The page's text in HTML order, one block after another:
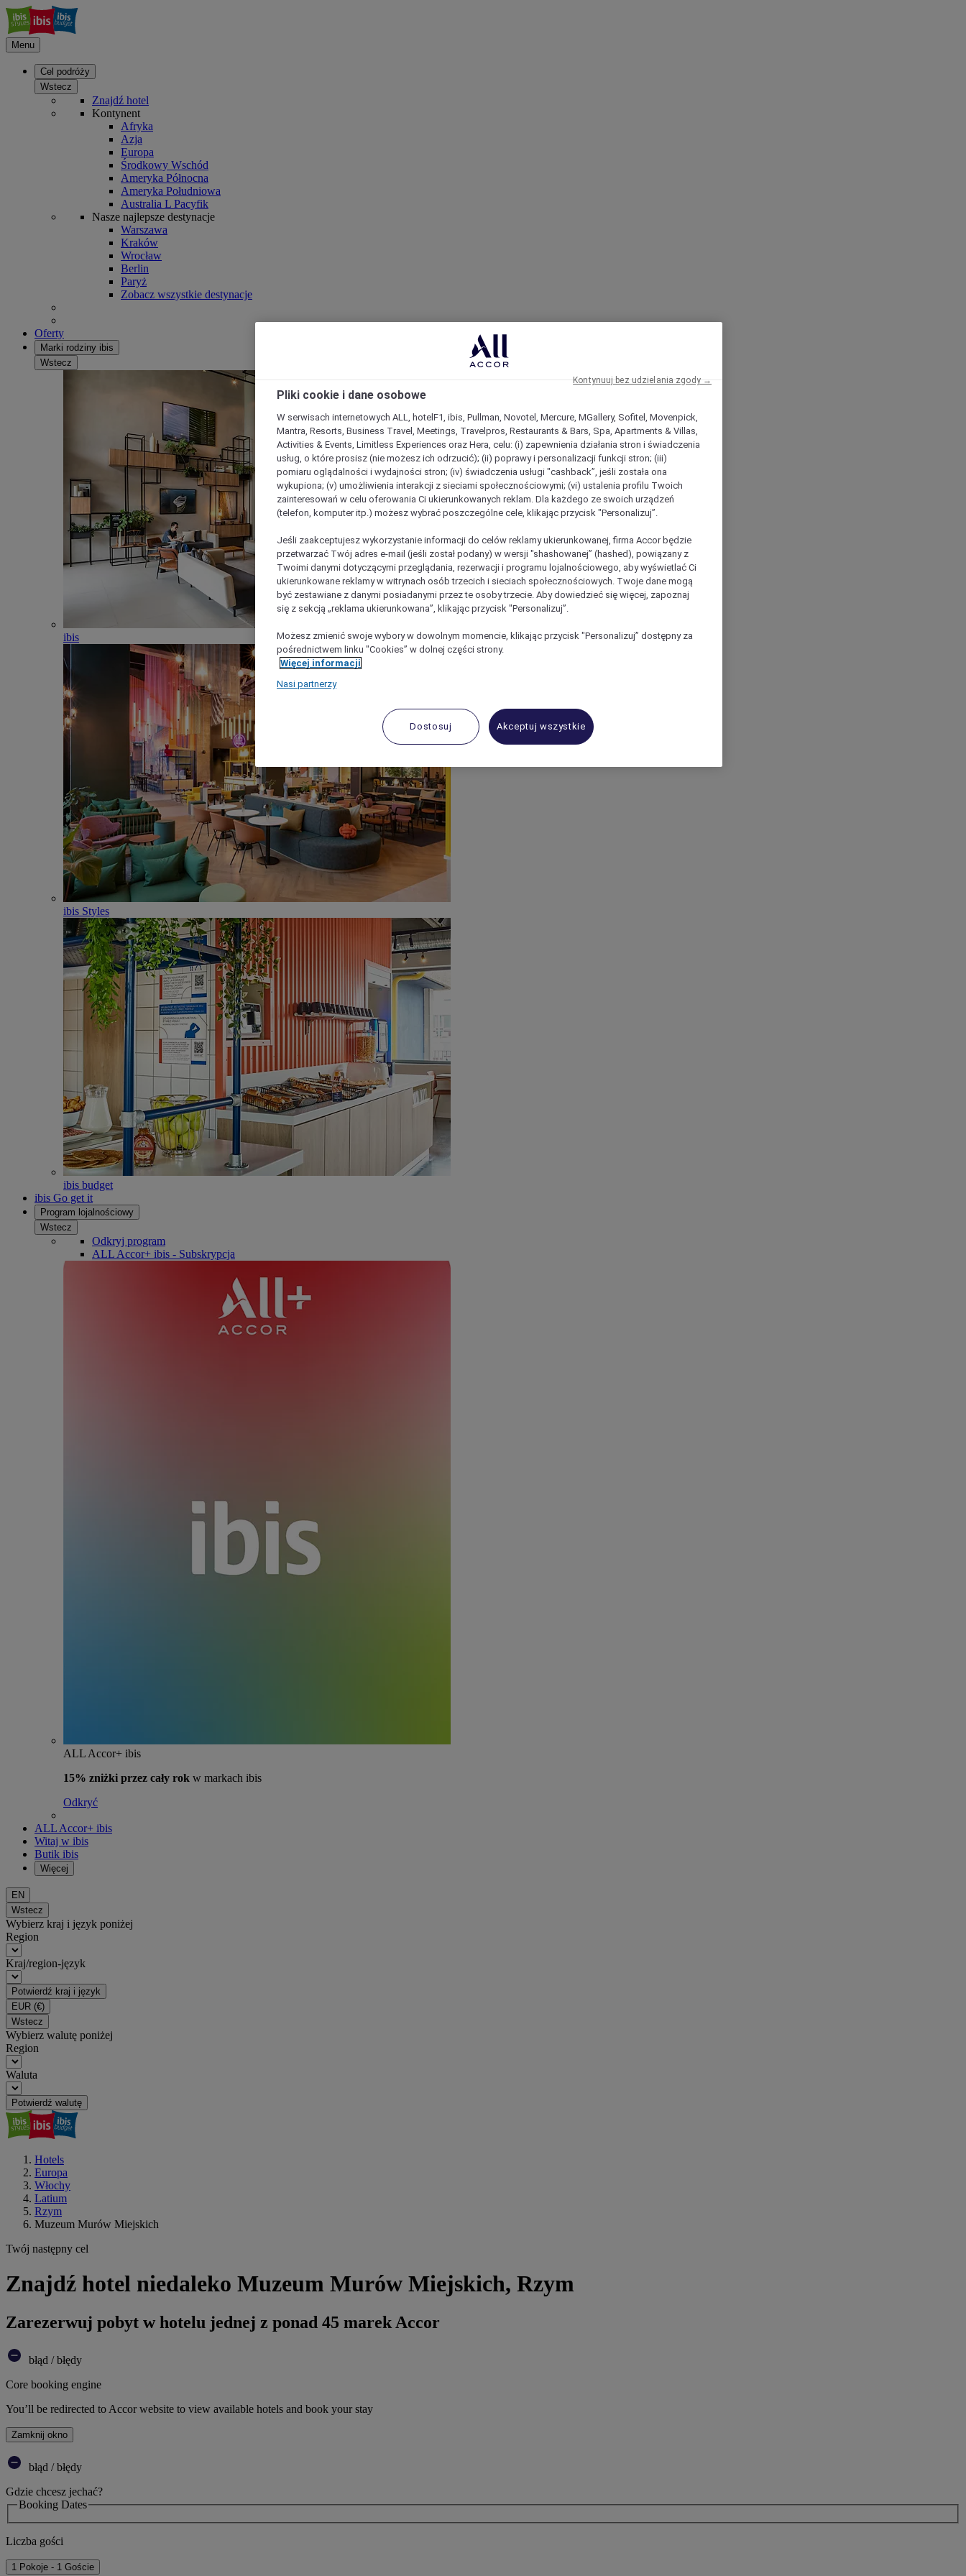
Menu
Cel podróży
Wstecz
Znajdź hotel
Kontynent
Afryka
Azja
Europa
Środkowy Wschód
Ameryka Północna
Ameryka Południowa
Australia L Pacyfik
Nasze najlepsze destynacje
Warszawa
Kraków
Wrocław
Berlin
Paryż
Zobacz wszystkie destynacje
Oferty
Marki rodziny ibis
Wstecz
ibis
ibis Styles
ibis budget
ibis Go get it
Program lojalnościowy
Wstecz
Odkryj program
ALL Accor+ ibis - Subskrypcja
ALL Accor+ ibis
15% zniżki przez cały rok w markach ibis
Odkryć
ALL Accor+ ibis
Witaj w ibis
Butik ibis
Więcej
EN
Wstecz
Wybierz kraj i język poniżej
Region
Kraj/region-język
Potwierdź kraj i język
EUR (€)
Wstecz
Wybierz walutę poniżej
Region
Waluta
Potwierdź walutę
Hotels
Europa
Włochy
Latium
Rzym
Muzeum Murów Miejskich
Twój następny cel
Znajdź hotel niedaleko Muzeum Murów Miejskich, Rzym
Zarezerwuj pobyt w hotelu jednej z ponad 45 marek Accor
błąd / błędy
Core booking engine
You’ll be redirected to Accor website to view available hotels and book your stay
Zamknij okno
błąd / błędy
Gdzie chcesz jechać?
Booking Dates
Liczba gości
1 Pokoje - 1 Goście
Pliki cookie i dane osobowe
W serwisach internetowych ALL, hotelF1, ibis, Pullman, Novotel, Mercure, MGallery, Sofitel, Movenpick,
Mantra, Resorts, Business Travel, Meetings, Travelpros, Restaurants & Bars, Spa, Apartments & Villas,
Activities & Events, Limitless Experiences oraz Hera, celu: (i) zapewnienia działania stron i świadczenia
usług, o które prosisz (nie możesz ich odrzucić); (ii) poprawy i personalizacji funkcji stron; (iii)
pomiaru oglądalności i wydajności stron; (iv) świadczenia usługi "cashback”, jeśli została ona
wykupiona; (v) umożliwienia interakcji z sieciami społecznościowymi; (vi) ustalenia profilu Twoich
zainteresowań w celu oferowania Ci ukierunkowanych reklam. Dla każdego ze swoich urządzeń
(telefon, komputer itp.) możesz wybrać poszczególne cele, klikając przycisk "Personalizuj”.
Jeśli zaakceptujesz wykorzystanie informacji do celów reklamy ukierunkowanej, firma Accor będzie
przetwarzać Twój adres e-mail (jeśli został podany) w wersji "shashowanej” (hashed), powiązany z
Twoimi danymi dotyczącymi przeglądania, rezerwacji i programu lojalnościowego, aby wyświetlać Ci
ukierunkowane reklamy w witrynach osób trzecich i sieciach społecznościowych. Twoje dane mogą
być zestawiane z danymi posiadanymi przez te osoby trzecie. Aby dowiedzieć się więcej, zapoznaj
się z sekcją „reklama ukierunkowana”, klikając przycisk "Personalizuj”.
Możesz zmienić swoje wybory w dowolnym momencie, klikając przycisk "Personalizuj” dostępny za
pośrednictwem linku "Cookies” w dolnej części strony.
Więcej informacji
Nasi partnerzy
Dostosuj Akceptuj wszystkie
Kontynuuj bez udzielania zgody →